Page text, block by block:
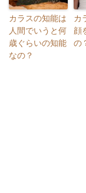
カラスの知能は
人間でいうと何
歳ぐらいの知能
なの？
カ
顔
の